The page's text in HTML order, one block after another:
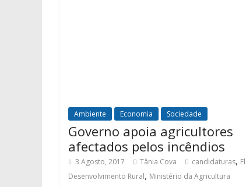
Ambiente Economia Sociedade
Governo apoia agricultores
afectados pelos incêndios
3 Agosto, 2017 Tânia Cova candidaturas,
Desenvolvimento Rural, Ministério da Agricultura